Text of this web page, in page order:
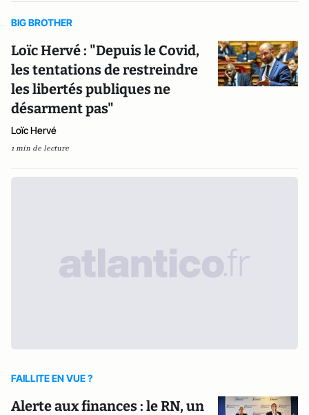
BIG BROTHER
Loïc Hervé : "Depuis le Covid,
les tentations de restreindre
les libertés publiques ne
désarment pas"
Loïc Hervé
1 min de lecture
FAILLITE EN VUE ?
Alerte aux finances : le RN, un